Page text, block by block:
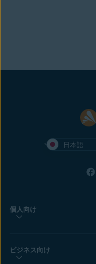
日本語
個人向け
ビジネス向け